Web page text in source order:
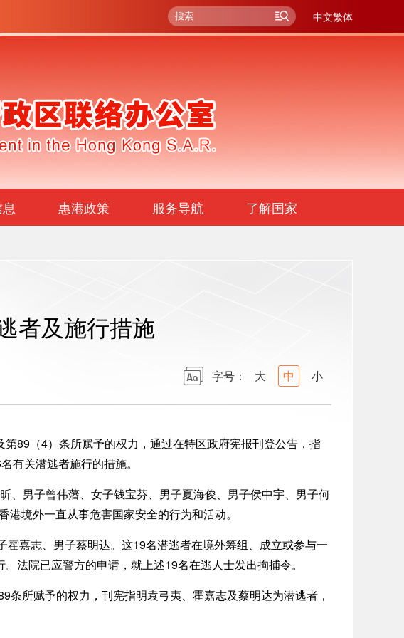
中文繁体
惠港政策 服务导航 了解国家
者及施行措施
字号： 大 中 小
89（4）条所赋予的权力，通过在特区政府宪报刊登公告，指
有关潜逃者施行的措施。
男子曾伟藩、女子钱宝芬、男子夏海俊、男子侯中宇、男子何
境外一直从事危害国家安全的行为和活动。
嘉志、男子蔡明达。这19名潜逃者在境外筹组、成立或参与一
法院已应警方的申请，就上述19名在逃人士发出拘捕令。
所赋予的权力，刊宪指明袁弓夷、霍嘉志及蔡明达为潜逃者，